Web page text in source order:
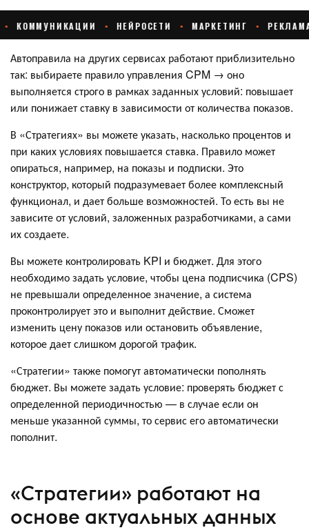
Автоправила на других сервисах работают приблизительно
так: выбираете правило управления CPM → оно
выполняется строго в рамках заданных условий: повышает
или понижает ставку в зависимости от количества показов.
В «Стратегиях» вы можете указать, насколько процентов и
при каких условиях повышается ставка. Правило может
опираться, например, на показы и подписки. Это
конструктор, который подразумевает более комплексный
функционал, и дает больше возможностей. То есть вы не
зависите от условий, заложенных разработчиками, а сами
их создаете.
Вы можете контролировать KPI и бюджет. Для этого
необходимо задать условие, чтобы цена подписчика (CPS)
не превышали определенное значение, а система
проконтролирует это и выполнит действие. Сможет
изменить цену показов или остановить объявление,
которое дает слишком дорогой трафик.
«Стратегии» также помогут автоматически пополнять
бюджет. Вы можете задать условие: проверять бюджет с
определенной периодичностью — в случае если он
меньше указанной суммы, то сервис его автоматически
пополнит.
«Стратегии» работают на
основе актуальных данных